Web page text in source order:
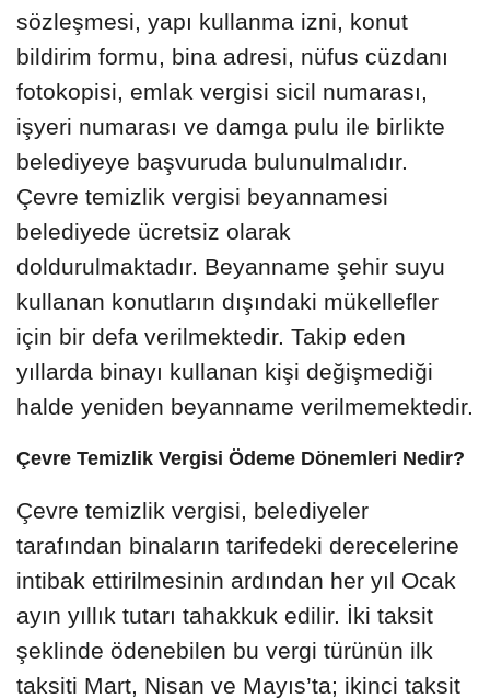
sözleşmesi, yapı kullanma izni, konut
bildirim formu, bina adresi, nüfus cüzdanı
fotokopisi, emlak vergisi sicil numarası,
işyeri numarası ve damga pulu ile birlikte
belediyeye başvuruda bulunulmalıdır.
Çevre temizlik vergisi beyannamesi
belediyede ücretsiz olarak
doldurulmaktadır. Beyanname şehir suyu
kullanan konutların dışındaki mükellefler
için bir defa verilmektedir. Takip eden
yıllarda binayı kullanan kişi değişmediği
halde yeniden beyanname verilmemektedir.
Çevre Temizlik Vergisi Ödeme Dönemleri Nedir?
Çevre temizlik vergisi, belediyeler
tarafından binaların tarifedeki derecelerine
intibak ettirilmesinin ardından her yıl Ocak
ayın yıllık tutarı tahakkuk edilir. İki taksit
şeklinde ödenebilen bu vergi türünün ilk
taksiti Mart, Nisan ve Mayıs’ta; ikinci taksit